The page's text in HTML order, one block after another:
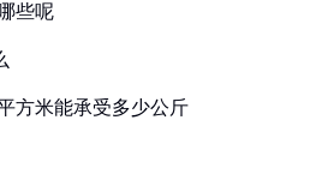
些呢
方米能承受多少公斤